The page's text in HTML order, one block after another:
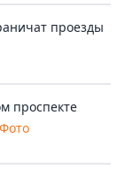
проезды
проспекте